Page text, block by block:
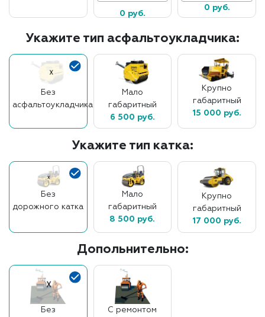
0 руб.
0 руб.
Укажите тип асфальтоукладчика:
Без
асфальтоукладчика
Мало
габаритный
6 500 руб.
Крупно
габаритный
15 000 руб.
Укажите тип катка:
Без
дорожного катка
Мало
габаритный
8 500 руб.
Крупно
габаритный
17 000 руб.
Допольнительно:
Без
С ремонтом